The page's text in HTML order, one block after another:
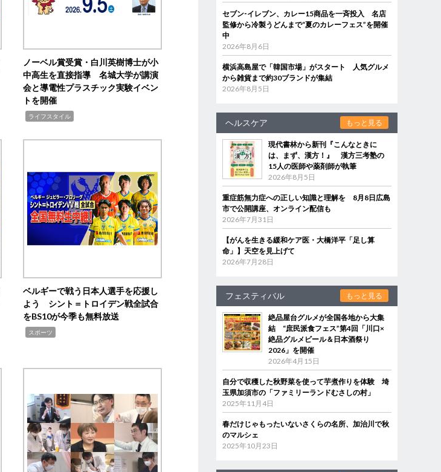
ノーベル賞受賞・白川英樹博士が小
中高生を直接指導 名城大学が講演
会と導電性プラスチック実験イベン
トを開催
ライフスタイル
ベルギーで戦う日本人選手を応援し
よう シント＝トロイデン戦全試合
をBS10が今季も無料放送
スポーツ
セブン‐イレブン、カレー15商品を一斉投入 名店
監修から冷製うどんまで“夏のカレーフェス”を開催
中
2026年8月6日
横浜高島屋で「韓国市場」がスタート 人気グルメ
から雑貨まで約30ブランドが集結
2026年8月5日
ヘルスケア もっと見る
現代書林から新刊『こんなときに
は、まず、漢方！』 漢方三考塾の
15人の医師や薬剤師が執筆
2026年8月5日
重症筋無力症への正しい知識と理解を 8月8日広島
市で公開講座、オンライン配信も
2026年7月31日
【がんを生きる緩和ケア医・大橋洋平「足し算
命」】天空を見上げて
2026年7月28日
フェスティバル もっと見る
絶品屋台グルメが全国各地から大集
結 “庶民派食フェス”第4回「川口×
絶品グルメビール＆日本酒祭り
2026」を開催
2026年4月15日
自分で収穫した秋野菜を使って芋煮作りを体験 埼
玉県加須市の「ファミリーランドむさしの村」
2025年11月4日
春だけじゃもったいないさくらの名所、加治川で秋
のマルシェ
2025年10月23日